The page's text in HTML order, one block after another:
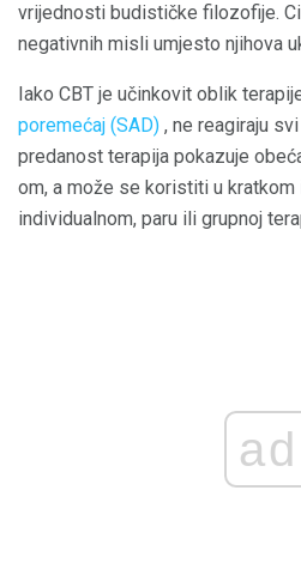
vrijednosti budističke filozofije.
negativnih misli umjesto njihova
Iako CBT je učinkovit oblik
poremećaj (SAD) , ne reagiraju
predanost terapija pokazuje
om, a može se koristiti u kratkom
individualnom, paru ili grupnoj
ad